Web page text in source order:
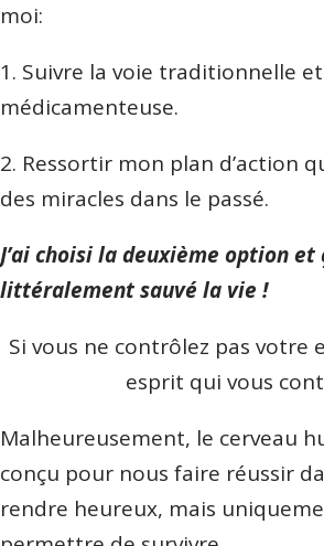
moi:
1. Suivre la voie traditionnelle et
médicamenteuse.
2. Ressortir mon plan d’action
des miracles dans le passé.
J’ai choisi la deuxième option et
littéralement sauvé la vie !
Si vous ne contrôlez pas votre
esprit qui vous
Malheureusement, le cerveau
conçu pour nous faire réussir
rendre heureux, mais